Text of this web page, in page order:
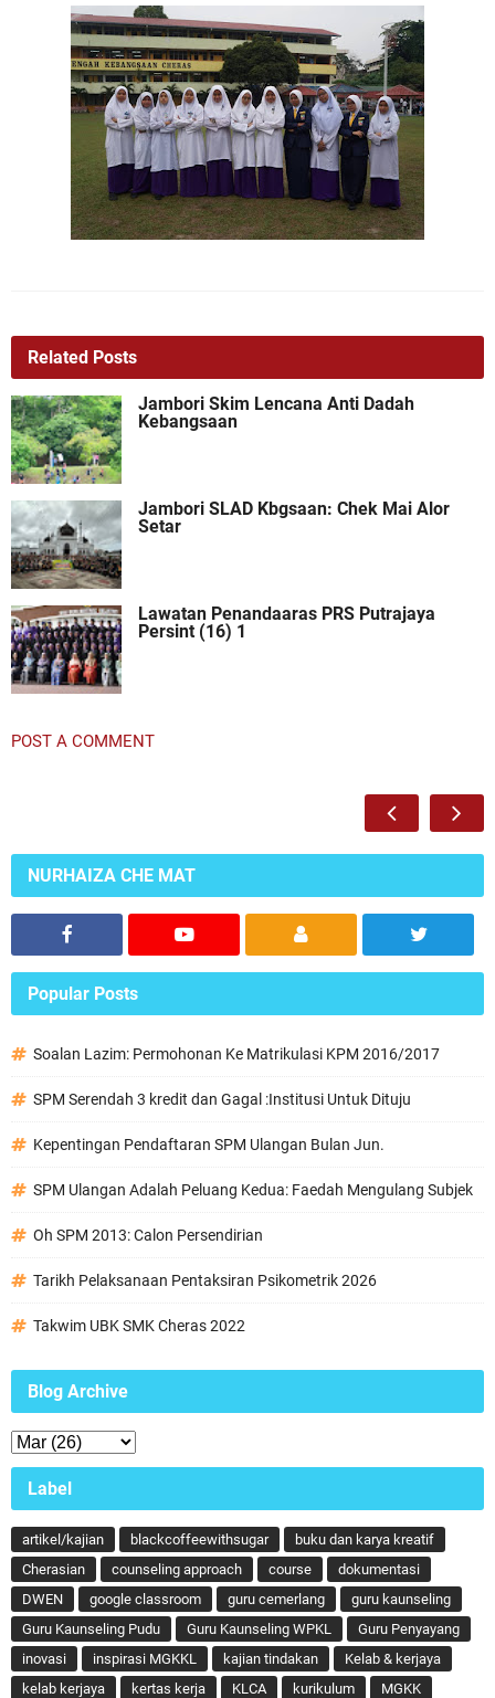
Related Posts
Jambori Skim Lencana Anti Dadah
Kebangsaan
Jambori SLAD Kbgsaan: Chek Mai Alor
Setar
Lawatan Penandaaras PRS Putrajaya
Persint (16) 1
POST A COMMENT
NURHAIZA CHE MAT
Popular Posts
Soalan Lazim: Permohonan Ke Matrikulasi KPM 2016/2017
SPM Serendah 3 kredit dan Gagal :Institusi Untuk Dituju
Kepentingan Pendaftaran SPM Ulangan Bulan Jun.
SPM Ulangan Adalah Peluang Kedua: Faedah Mengulang Subjek
Oh SPM 2013: Calon Persendirian
Tarikh Pelaksanaan Pentaksiran Psikometrik 2026
Takwim UBK SMK Cheras 2022
Blog Archive
Label
artikel/kajian blackcoffeewithsugar
buku dan karya kreatif
Cherasian
counseling approach course
dokumentasi
DWEN
google classroom guru cemerlang
guru kaunseling
Guru Kaunseling Pudu
Guru Kaunseling WPKL
Guru Penyayang
inovasi
inspirasi MGKKL kajian tindakan
Kelab & kerjaya
kelab kerjaya
kertas kerja KLCA kurikulum
MGKK